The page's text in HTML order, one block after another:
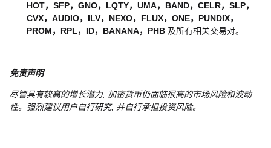
HOT，SFP，GNO，LQTY，UMA，BAND，CELR，SLP，
CVX，AUDIO，ILV，NEXO，FLUX，ONE，PUNDIX，
PROM，RPL，ID，BANANA，PHB 及所有相关交易对。
免责声明
尽管具有较高的增长潜力, 加密货币仍面临很高的市场风险和波动
性。强烈建议用户自行研究, 并自行承担投资风险。